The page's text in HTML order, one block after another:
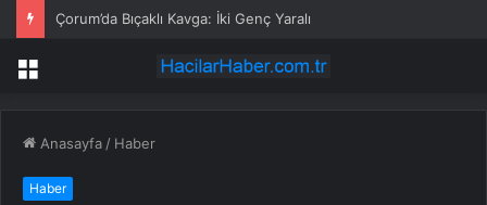
Çorum’da Bıçaklı Kavga: İki Genç Yaralı
Menü
Anasayfa / Haber
Haber